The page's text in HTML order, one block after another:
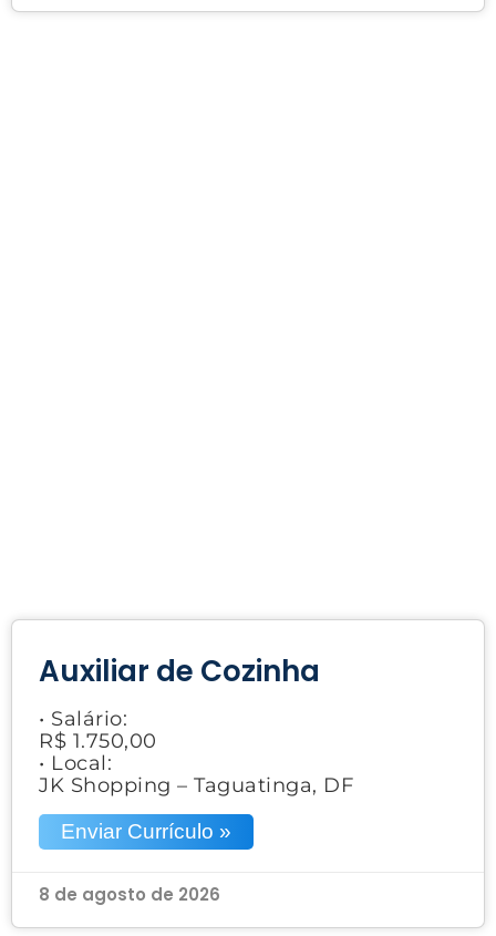
Auxiliar de Cozinha
• Salário:
R$ 1.750,00
• Local:
JK Shopping – Taguatinga, DF
Enviar Currículo »
8 de agosto de 2026